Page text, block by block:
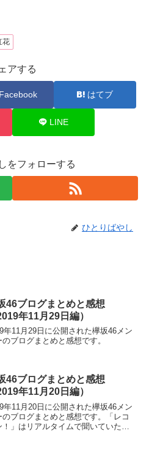
花
アする
Facebook はてブ
LINE
をフォローする
ひとりばやし
46ブログまとめと感想
年11月29日編）
年11月29日に公開された欅坂46メン
のブログまとめと感想です。
46ブログまとめと感想
年11月20日編）
年11月20日に公開された欅坂46メン
のブログまとめと感想です。「レコ
！」はリアルタイムで聞いていたの